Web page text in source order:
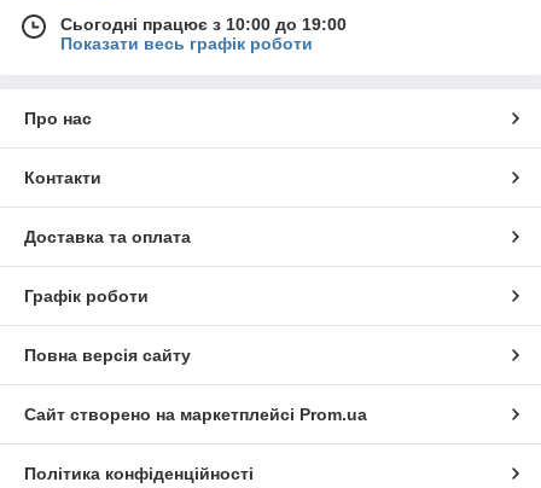
Сьогодні працює з 10:00 до 19:00
Показати весь графік роботи
Про нас
Контакти
Доставка та оплата
Графік роботи
Повна версія сайту
Сайт створено на маркетплейсі Prom.ua
Політика конфіденційності